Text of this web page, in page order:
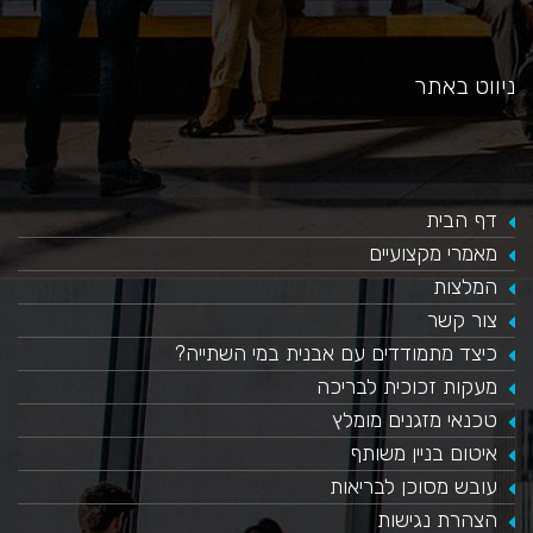
ניווט באתר
דף הבית
מאמרי מקצועיים
המלצות
צור קשר
כיצד מתמודדים עם אבנית במי השתייה?
​מעקות זכוכית לבריכה
טכנאי מזגנים מומלץ
איטום בניין משותף
עובש מסוכן לבריאות
הצהרת נגישות